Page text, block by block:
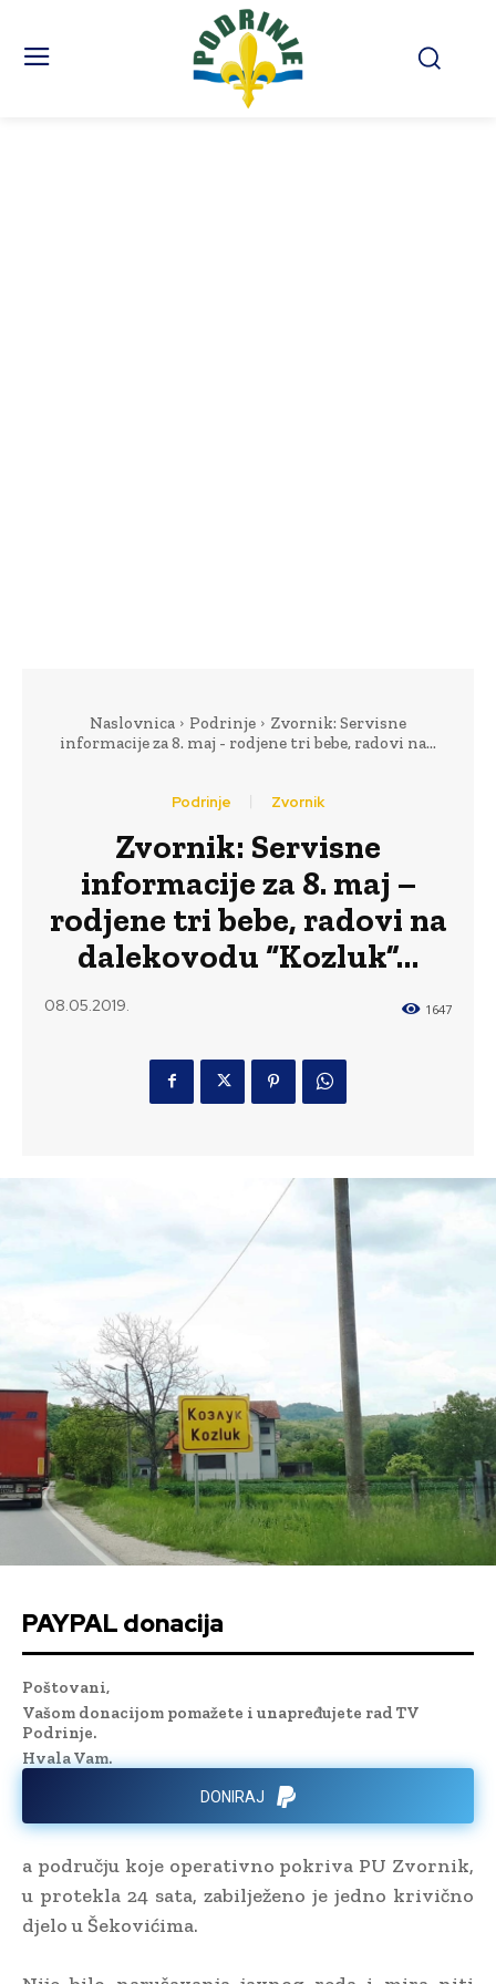
Naslovnica Podrinje
Zvornik: Servisne
informacije za 8. maj - rodjene tri bebe, radovi na...
Podrinje Zvornik
Zvornik: Servisne
informacije za 8. maj –
rodjene tri bebe, radovi na
dalekovodu “Kozluk”…
08.05.2019. 1647
PAYPAL donacija
Poštovani,
Vašom donacijom pomažete i unapređujete rad TV
Podrinje.
Hvala Vam.
DONIRAJ
a području koje operativno pokriva PU Zvornik,
u protekla 24 sata, zabilježeno je jedno krivično
djelo u Šekovićima.